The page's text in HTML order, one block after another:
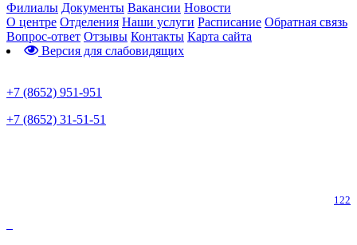
Филиалы Документы Вакансии Новости
О центре Отделения Наши услуги Расписание Обратная связь
Вопрос-ответ Отзывы Контакты Карта сайта
Версия для слабовидящих
+7 (8652) 951-951
+7 (8652) 31-51-51
122